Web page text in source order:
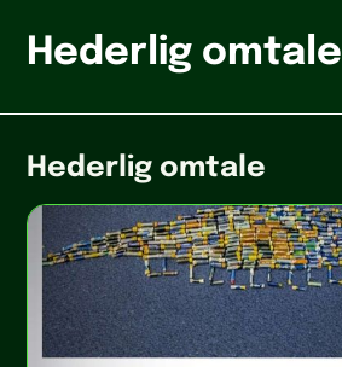
Hederlig omtale
Hederlig omtale